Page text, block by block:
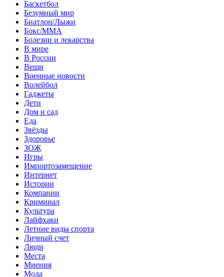
Баскетбол
Безумный мир
Биатлон/Лыжи
Бокс/MMA
Болезни и лекарства
В мире
В России
Вещи
Военные новости
Волейбол
Гаджеты
Дети
Дом и сад
Еда
Звёзды
Здоровье
ЗОЖ
Игры
Импортозамещение
Интернет
Истории
Компании
Криминал
Культура
Лайфхаки
Летние виды спорта
Личный счет
Люди
Места
Мнения
Мода